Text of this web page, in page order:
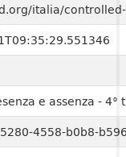
italia/
e assenza -
4558-b0b8-